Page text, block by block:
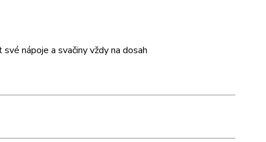
nápoje a svačiny vždy na dosah